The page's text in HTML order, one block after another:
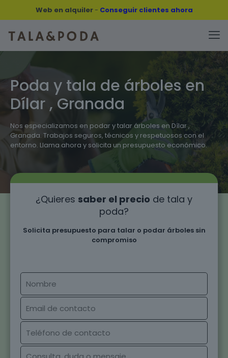
Web en alquiler- Conseguir clientes ahora
Poda y tala de árboles en
Dílar , Granada
Nos especializamos en podar y talar árboles en Dílar ,
Granada. Trabajos seguros, técnicos y respetuosos con el
entorno. Llama ahora y solicita un presupuesto económico.
¿Quieres saber el precio de tala y
poda?
Solicita presupuesto para talar o podar árboles sin
compromiso